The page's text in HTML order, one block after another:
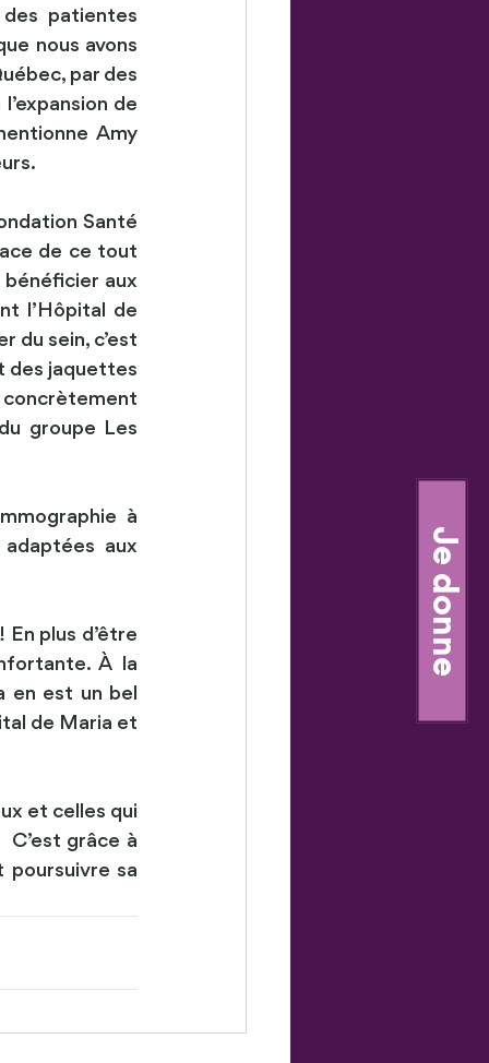
Je donne
patientes
nous avons
par des
de
Amy
Santé
de ce tout
aux
l’Hôpital de
du sein, c’est
des jaquettes
concrètement
groupe Les
à
aux
plus d’être
À la
en est un bel
de Maria et
et celles qui
C’est grâce à
poursuivre sa